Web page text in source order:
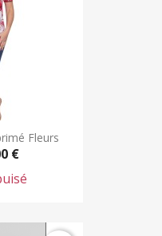
Fleurs
€